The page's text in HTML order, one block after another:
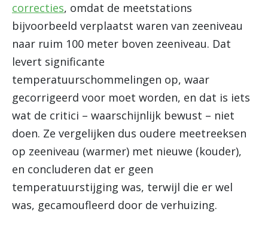
correcties, omdat de meetstations
bijvoorbeeld verplaatst waren van zeeniveau
naar ruim 100 meter boven zeeniveau. Dat
levert significante
temperatuurschommelingen op, waar
gecorrigeerd voor moet worden, en dat is iets
wat de critici – waarschijnlijk bewust – niet
doen. Ze vergelijken dus oudere meetreeksen
op zeeniveau (warmer) met nieuwe (kouder),
en concluderen dat er geen
temperatuurstijging was, terwijl die er wel
was, gecamoufleerd door de verhuizing.